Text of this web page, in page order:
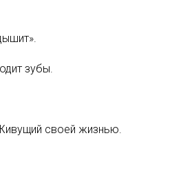
зубы.
своей жизнью.